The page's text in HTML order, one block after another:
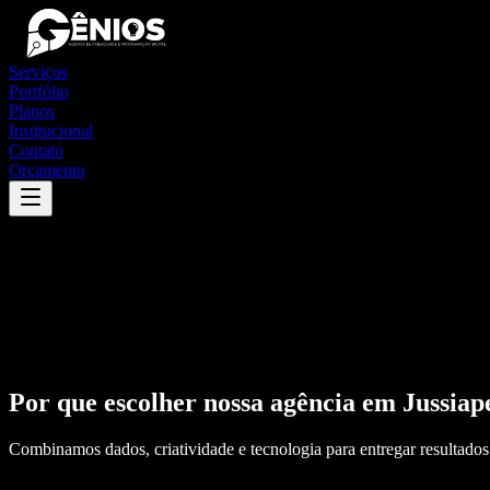
Serviços
Portfólio
Planos
Institucional
Contato
Orçamento
Por que escolher nossa agência em
Combinamos dados, criatividade e tecnologia para entregar